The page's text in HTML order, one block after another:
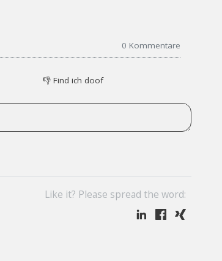
0 Kommentare
👎 Find ich doof
Like it? Please spread the word: